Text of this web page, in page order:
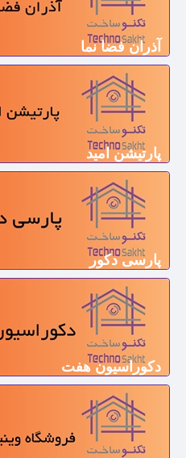
آذران فضا نما
پارتیشن امید
پارسی دکور
دکوراسیون هفت